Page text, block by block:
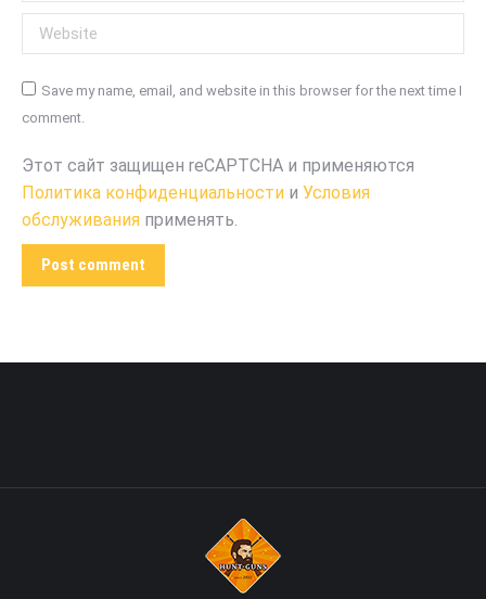
Website
Save my name, email, and website in this browser for the next time I
comment.
Этот сайт защищен reCAPTCHA и применяются
Политика конфиденциальности и Условия
обслуживания применять.
Post comment